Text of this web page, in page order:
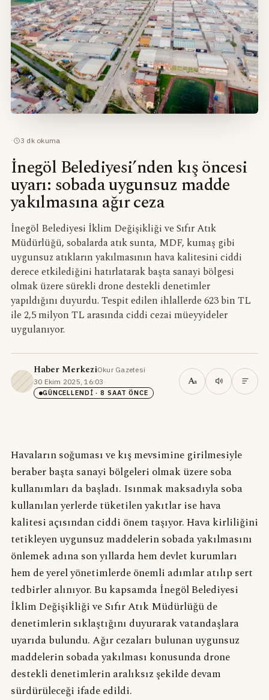
· 3 dk okuma
İnegöl Belediyesi’nden kış öncesi
uyarı: sobada uygunsuz madde
yakılmasına ağır ceza
İnegöl Belediyesi İklim Değişikliği ve Sıfır Atık
Müdürlüğü, sobalarda atık sunta, MDF, kumaş gibi
uygunsuz atıkların yakılmasının hava kalitesini ciddi
derece etkilediğini hatırlatarak başta sanayi bölgesi
olmak üzere sürekli drone destekli denetimler
yapıldığını duyurdu. Tespit edilen ihlallerde 623 bin TL
ile 2,5 milyon TL arasında ciddi cezai müeyyideler
uygulanıyor.
Haber MerkeziOkur Gazetesi·
30 Ekim 2025, 16:03·
GÜNCELLENDI · 8 SAAT ÖNCE
Aa
Havaların soğuması ve kış mevsimine girilmesiyle
beraber başta sanayi bölgeleri olmak üzere soba
kullanımları da başladı. Isınmak maksadıyla soba
kullanılan yerlerde tüketilen yakıtlar ise hava
kalitesi açısından ciddi önem taşıyor. Hava kirliliğini
tetikleyen uygunsuz maddelerin sobada yakılmasını
önlemek adına son yıllarda hem devlet kurumları
hem de yerel yönetimlerde önemli adımlar atılıp sert
tedbirler alınıyor. Bu kapsamda İnegöl Belediyesi
İklim Değişikliği ve Sıfır Atık Müdürlüğü de
denetimlerin sıklaştığını duyurarak vatandaşlara
uyarıda bulundu. Ağır cezaları bulunan uygunsuz
maddelerin sobada yakılması konusunda drone
destekli denetimlerin aralıksız şekilde devam
sürdürüleceği ifade edildi.